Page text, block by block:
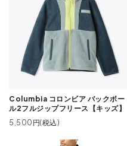
Columbia コロンビア バックボー
ル2フルジップフリース【キッズ】
5,500円(税込)